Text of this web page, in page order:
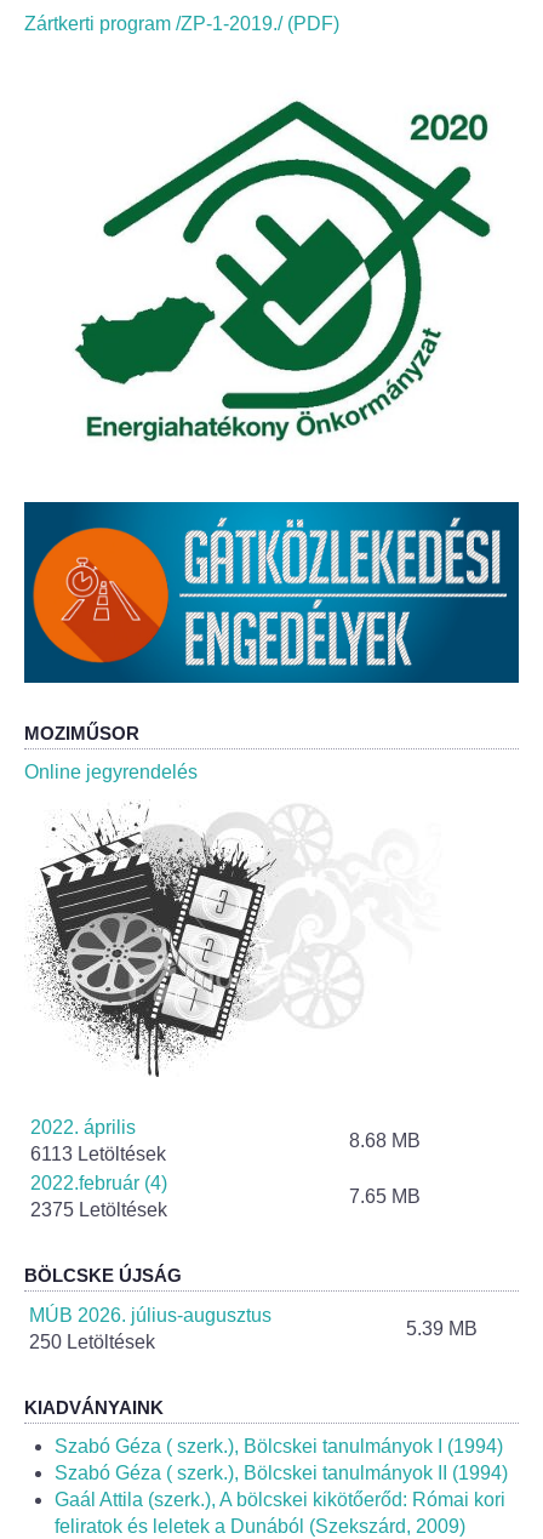
Képviselő-testületi ülések
Bizottságok
Bizottsági ülések
A helyi választási bizottság
A helyi választási bizottság határozatai
Roma Nemzetiségi Önkormányzat ülések
Rendeletek
Polgármesteri normatív határozatok
Önkormányzati támogatások
Pályázatok
Közbeszerzések
Szerződések
Közadat
Alapítványok
Helyi Építési Szabályzat
INTÉZMÉNYEK
Bölcskei Mesevár Óvoda és Bölcsőde
Óvodakert
Egészségügy
Háziorvos
Zártkerti program /ZP-1-2019./ (PDF)
MOZIMŰSOR
Online jegyrendelés
2022. április
6113 Letöltések
8.68 MB
2022.február (4)
2375 Letöltések
7.65 MB
BÖLCSKE ÚJSÁG
MÚB 2026. július-augusztus
250 Letöltések
5.39 MB
KIADVÁNYAINK
Szabó Géza ( szerk.), Bölcskei tanulmányok I (1994)
Szabó Géza ( szerk.), Bölcskei tanulmányok II (1994)
Gaál Attila (szerk.), A bölcskei kikötőerőd: Római kori
feliratok és leletek a Dunából (Szekszárd, 2009)